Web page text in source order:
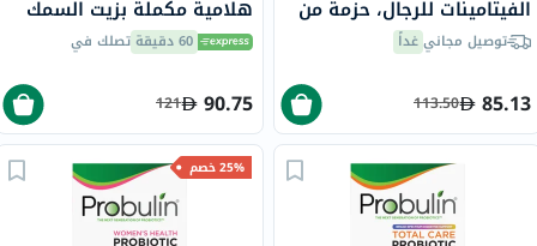
الفيتامينات للرجال، حزمة من
60توصيل مجانيغداً
85.13
113.50
هلامية مكملة بزيت السمك
1000 ملجم حزمة من 60 60 دقيقة تصلك في
90.75
121
25% خصم